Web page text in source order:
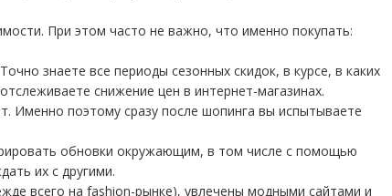
При этом часто не важно, что именно покупать:
знаете все периоды сезонных скидок, в курсе, в каких
снижение цен в интернет-магазинах.
Именно поэтому сразу после шопинга вы испытываете
обновки окружающим, в том числе с помощью
их с другими.
всего на fashion-рынке), увлечены модными сайтами и